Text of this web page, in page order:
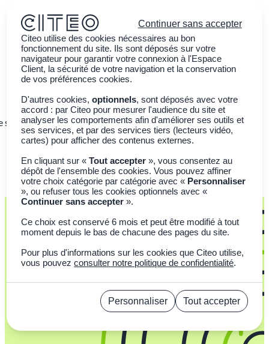
ses emballages Sensibiliser la jeunesse Actualités
Mission éco-gestes
Parents et ados : agissez ensemble avec des défis
concrets pour protéger la planète
Continuer sans accepter
Citeo utilise des cookies nécessaires au bon
fonctionnement du site. Ils sont déposés sur votre
navigateur pour garantir votre connexion à l'Espace
Client, la sécurité de votre navigation et la conservation
de vos préférences cookies.
D'autres cookies,optionnels, sont déposés avec votre
accord : par Citeo pour mesurer l'audience du site et
analyser les comportements afin d'améliorer ses outils et
ses services, et par des services tiers (lecteurs vidéo,
cartes) pour afficher des contenus externes.
En cliquant sur «Tout accepter », vous consentez au
dépôt de l'ensemble des cookies. Vous pouvez affiner
votre choix catégorie par catégorie avec « Personnaliser
», ou refuser tous les cookies optionnels avec «
Continuer sans accepter ».
Ce choix est conservé 6 mois et peut être modifié à tout
moment depuis le bas de chacune des pages du site.
Pour plus d'informations sur les cookies que Citeo utilise,
vous pouvezconsulter notre politique de confidentialité.
Personnaliser
Tout accepter